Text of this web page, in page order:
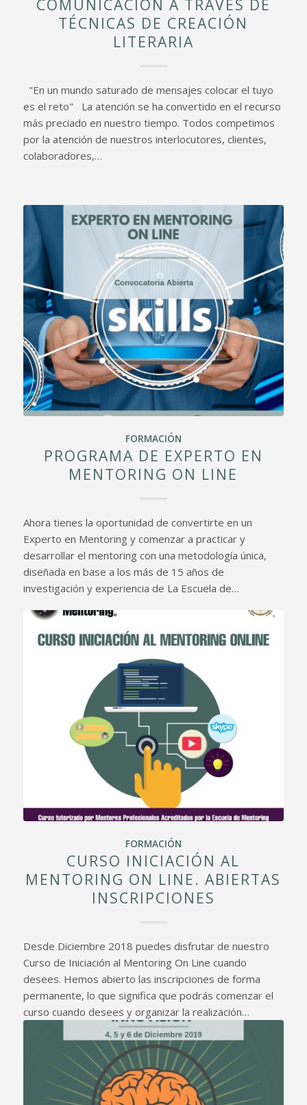
COMUNICACIÓN A TRAVÉS DE
TÉCNICAS DE CREACIÓN
LITERARIA
"En un mundo saturado de mensajes colocar el tuyo
es el reto" La atención se ha convertido en el recurso
más preciado en nuestro tiempo. Todos competimos
por la atención de nuestros interlocutores, clientes,
colaboradores,…
FORMACIÓN
PROGRAMA DE EXPERTO EN
MENTORING ON LINE
Ahora tienes la oportunidad de convertirte en un
Experto en Mentoring y comenzar a practicar y
desarrollar el mentoring con una metodología única,
diseñada en base a los más de 15 años de
investigación y experiencia de La Escuela de…
FORMACIÓN
CURSO INICIACIÓN AL
MENTORING ON LINE. ABIERTAS
INSCRIPCIONES
Desde Diciembre 2018 puedes disfrutar de nuestro
Curso de Iniciación al Mentoring On Line cuando
desees. Hemos abierto las inscripciones de forma
permanente, lo que significa que podrás comenzar el
curso cuando desees y organizar la realización…